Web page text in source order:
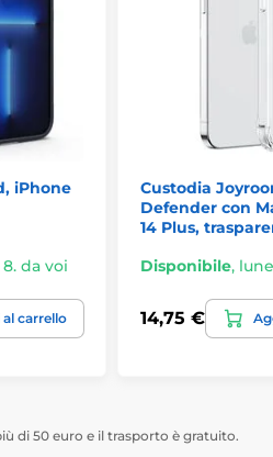
iPhone
da voi
carrello
Custodia
Defender con
14 Plus,
Disponibile,
14,75 €
di 50 euro e il trasporto è gratuito.